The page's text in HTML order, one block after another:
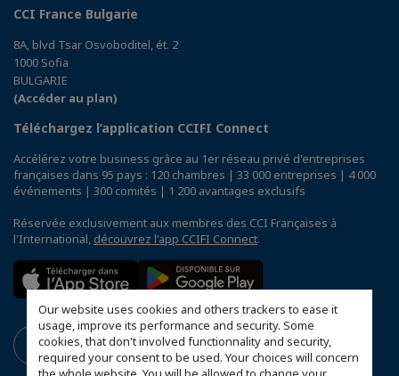
Our website uses cookies and others trackers to ease it
usage, improve its performance and security. Some
cookies, that don't involved functionnality and security,
required your consent to be used. Your choices will concern
CCI France Bulgarie
8A, blvd Tsar Osvoboditel, ét. 2
1000 Sofia
BULGARIE
(Accéder au plan)
Téléchargez l’application CCIFI Connect
Accélérez votre business grâce au 1er réseau privé d'entreprises
françaises dans 95 pays : 120 chambres | 33 000 entreprises | 4 000
événements | 300 comités | 1 200 avantages exclusifs
Réservée exclusivement aux membres des CCI Françaises à
l'International, découvrez l'app CCIFI Connect.